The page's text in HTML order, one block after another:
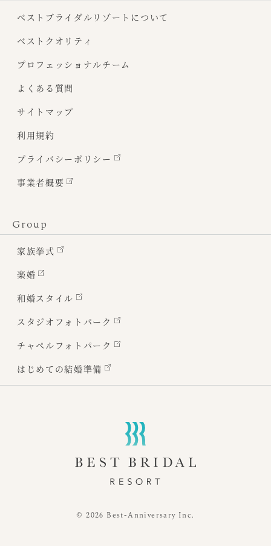
ベストブライダルリゾートについて
ベストクオリティ
プロフェッショナルチーム
よくある質問
サイトマップ
利用規約
プライバシーポリシー
事業者概要
Group
家族挙式
楽婚
和婚スタイル
スタジオフォトパーク
チャペルフォトパーク
はじめての結婚準備
© 2026 Best-Anniversary Inc.